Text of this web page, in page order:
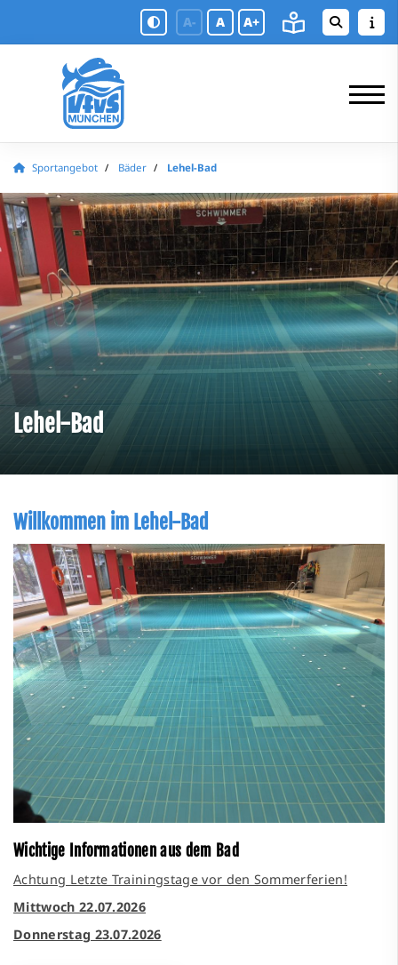
A- A A+
Sportangebot Bäder Lehel-Bad
Lehel-Bad
Willkommen im Lehel-Bad
Wichtige Informationen aus dem Bad
Achtung Letzte Trainingstage vor den Sommerferien!
Mittwoch 22.07.2026
Donnerstag 23.07.2026